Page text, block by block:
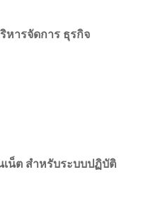
หารจัดการ ธุรกิจ
เน็ต สำหรับระบบปฏิบัติ